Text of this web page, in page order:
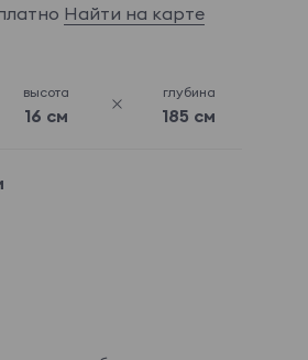
Найти на карте
высота
16 см
глубина
185 см